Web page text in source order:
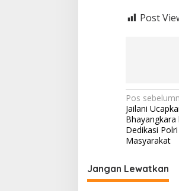
Post
N
a
v
i
g
a
Pos
Jailani
Bhayangkara
Dedikasi
Masyarakat
Jangan Lewatkan